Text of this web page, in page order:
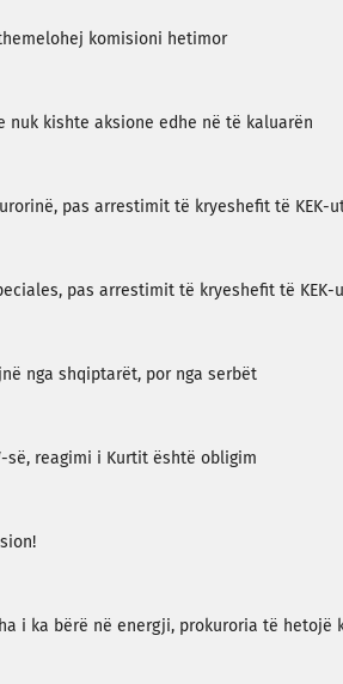
komisioni hetimor
nuk kishte aksione edhe në të kaluarën
pas arrestimit të kryeshefit të KEK-
pas arrestimit të kryeshefit të KEK-
nga shqiptarët, por nga serbët
së, reagimi i Kurtit është obligim
i ka bërë në energji, prokuroria të hetojë